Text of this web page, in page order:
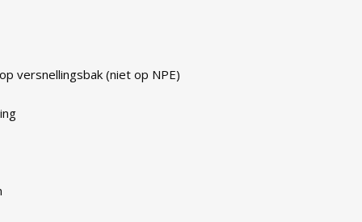
versnellingsbak (niet op NPE)